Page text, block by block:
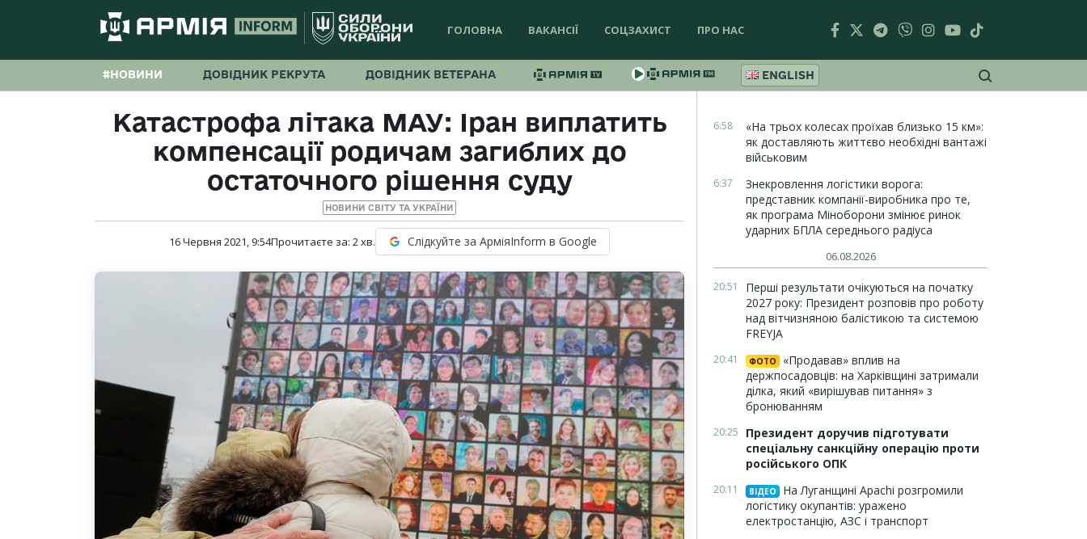
ГОЛОВНА ВАКАНСІЇ СОЦЗАХИСТ ПРО НАС
#НОВИНИ ДОВІДНИК РЕКРУТА ДОВІДНИК ВЕТЕРАНА ENGLISH
Катастрофа літака МАУ: Іран виплатить
компенсації родичам загиблих до
остаточного рішення суду
НОВИНИ СВІТУ ТА УКРАЇНИ
16 Червня 2021, 9:54Прочитаєте за: 2хв. Слідкуйте за АрміяInform в Google
6:58
«На трьох колесах проїхав близько 15 км»:
як доставляють життєво необхідні вантажі
військовим
6:37
Знекровлення логістики ворога:
представник компанії-виробника про те,
як програма Міноборони змінює ринок
ударних БПЛА середнього радіуса
06.08.2026
20:51
Перші результати очікуються на початку
2027 року: Президент розповів про роботу
над вітчизняною балістикою та системою
FREYJA
20:41 ФОТО
«Продавав» вплив на
держпосадовців: на Харківщині затримали
ділка, який «вирішував питання» з
бронюванням
20:25
Президент доручив підготувати
спеціальну санкційну операцію проти
російського ОПК
20:11 ВІДЕО
На Луганщині Apachi розгромили
логістику окупантів: уражено
електростанцію, АЗС і транспорт